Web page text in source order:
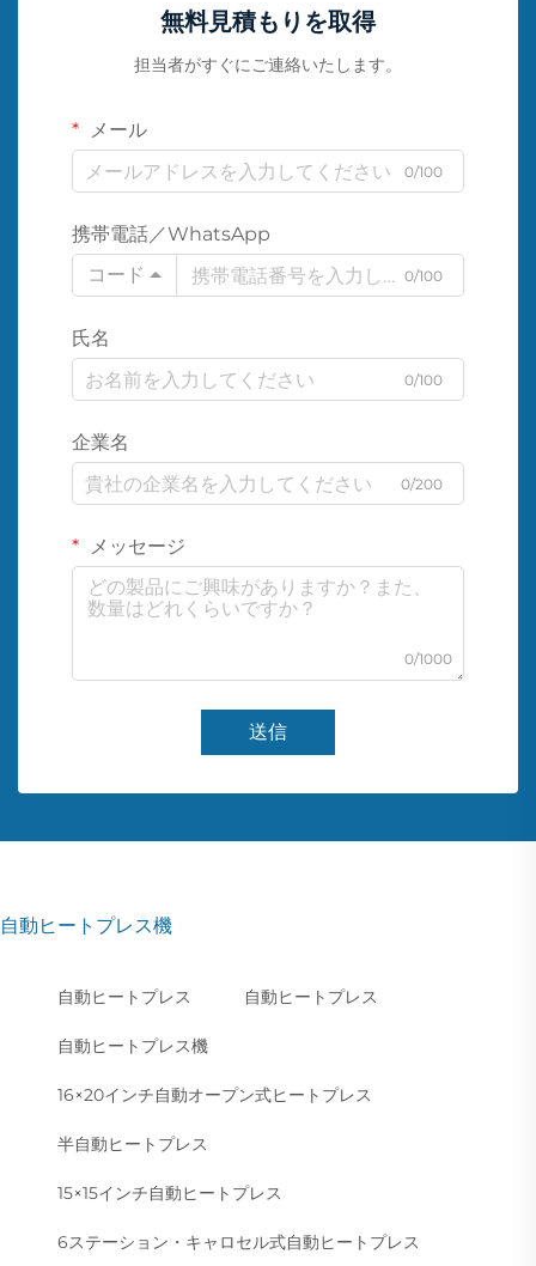
無料見積もりを取得
担当者がすぐにご連絡いたします。
メール
0/100
携帯電話／WhatsApp
コード
0/100
氏名
0/100
企業名
0/200
メッセージ
0/1000
送信
自動ヒートプレス機
自動ヒートプレス 自動ヒートプレス
自動ヒートプレス機
16×20インチ自動オープン式ヒートプレス
半自動ヒートプレス
15×15インチ自動ヒートプレス
6ステーション・キャロセル式自動ヒートプレス